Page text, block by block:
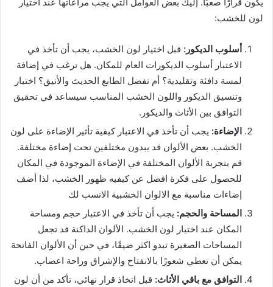
لون للخشب:
أسلوب الديكور: قبل اختيار لون الخشب، يجب أن تأخذ في
الاعتبار أسلوب الديكورات العام للمكان. هل ترغب في إضافة
لمسة دافئة وتقليدية؟ أم تفضل الطابع الحديث والأنيق؟ اختيار
وتنسيق الديكور واللون الخشب المناسب سيساعد في تحقيق
التوافق بين الأثاث والديكور.
الإضاءة: يجب أن تأخذ في الاعتبار كيفية تأثير الإضاءة على لون
الخشب. بعض الألوان قد يبدون مختلفين تحت إضاءة مختلفة.
قم بتجربة الألوان المختلفة في الإضاءة الموجودة في المكان
للحصول على فكرة افضل عن كيفيه ظهور الخشب، لذا أضف
إضاءات مناسبة مع الالوان الخشبية الانسب لك
المساحة والحجم: يجب أن تأخذ في الاعتبار حجم ومساحة
المكان عند اختيار لون الخشب. الألوان الداكنة قد تجعل
المساحات الصغيرة تبدو اكثر ضيقًا، في حين أن الألوان الفاتحة
يمكن أن تعطي شعورًا بالانفتاح والإشراق وراحة اعصاب.
التوافق مع باقي الأثاث: قبل اتخاذ قرار نهائي، تأكد من أن لون